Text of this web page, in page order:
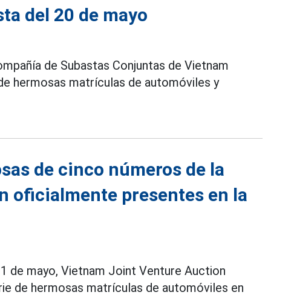
del 20 de mayo
de Subastas Conjuntas de Vietnam
hermosas matrículas de automóviles y
de cinco números de la
oficialmente presentes en la
de mayo, Vietnam Joint Venture Auction
de hermosas matrículas de automóviles en